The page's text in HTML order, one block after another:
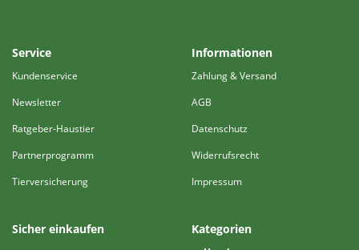
Service
Kundenservice
Newsletter
Ratgeber-Haustier
Partnerprogramm
Tierversicherung
Informationen
Zahlung & Versand
AGB
Datenschutz
Widerrufsrecht
Impressum
Sicher einkaufen Kategorien